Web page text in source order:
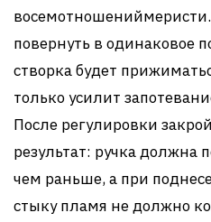
повернуть в одинаковое
створка будет
только усилит
После регулировки
результат: ручка должна
чем раньше, а при
стыку пламя не должно